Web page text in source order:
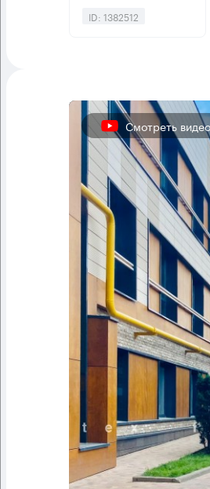
ID: 1382512
Смотреть видео